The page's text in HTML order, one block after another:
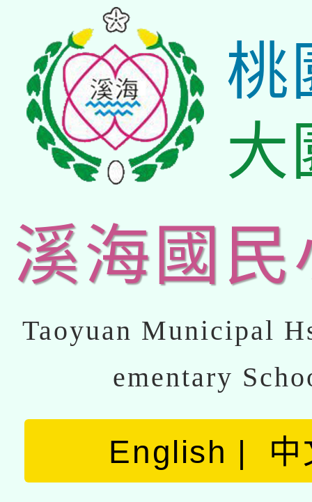
桃
大
溪海國民
Taoyuan Municipal
ementary
English 中